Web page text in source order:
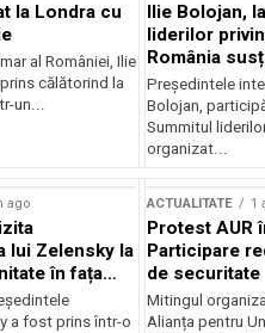
la Londra cu
al României, Ilie
călătorind la
un...
Ilie Bolojan,
liderilor
România
transatlantic
și stabilitate
Președintele
Bolojan,
Summitul
organizat...
ago
lui Zelensky la
în fața
a fost prins într-o
ACTUALITATE 1
Protest AUR
Participare
de securitate
Mitingul
Alianța pentru